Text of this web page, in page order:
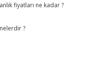
fiyatları ne kadar ?
?